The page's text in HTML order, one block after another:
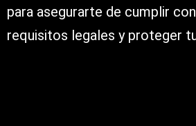
para asegurarte de cumplir
requisitos legales y proteger